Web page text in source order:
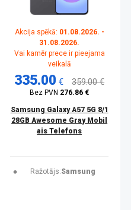
Akcija spēkā: 01.08.2026. -
31.08.2026.
Vai kamēr prece ir pieejama
veikalā
335.00 € 359.00 €
Bez PVN 276.86 €
Samsung Galaxy A57 5G 8/1
28GB Awesome Gray Mobil
ais Telefons
Ražotājs:Samsung